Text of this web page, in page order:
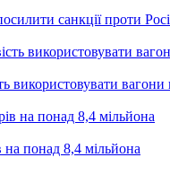
санкції проти
вагони
понад 8,4 мільйона